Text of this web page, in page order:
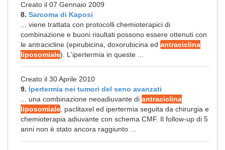
Creato il 07 Gennaio 2009
8. Sarcoma di Kaposi
... viene trattata con protocolli chemioterapici di
combinazione e buoni risultati possono essere ottenuti con
le antracicline (epirubicina, doxorubicina ed antraciclina
liposomiale). L'ipertermia in queste ...
Creato il 30 Aprile 2010
9. Ipertermia nei tumori del seno avanzati
... una combinazione neoadiuvante di antraciclina
liposomiale , paclitaxel ed ipertermia seguita da chirurgia e
chemioterapia adiuvante con schema CMF. Il follow-up di 5
anni non è stato ancora raggiunto ...